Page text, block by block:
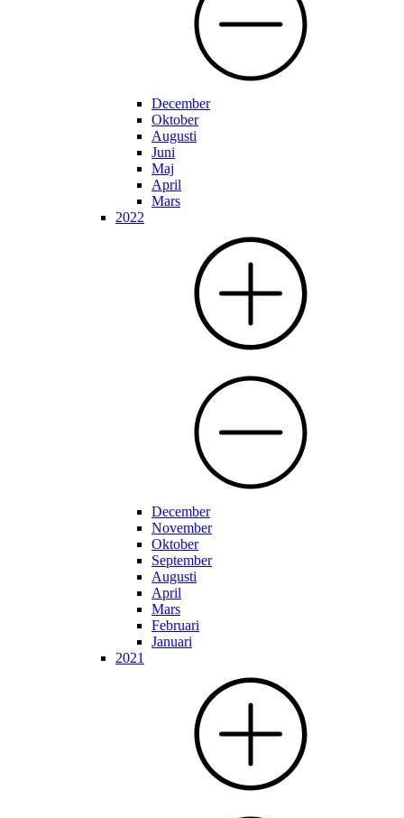
December
Oktober
Augusti
Juni
Maj
April
Mars
2022
December
November
Oktober
September
Augusti
April
Mars
Februari
Januari
2021